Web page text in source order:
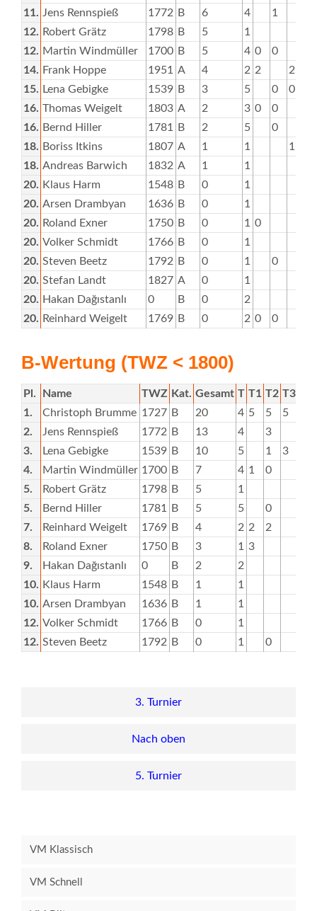
11. Jens Rennspieß 1772 B 6 4
1
12. Robert Grätz 1798 B 5
1
12. Martin Windmüller 1700 B 5 4 0
0
14. Frank Hoppe 1951 A 4 2 2
2
15. Lena Gebigke 1539 B 3 5 0 0
16. Thomas Weigelt 1803 A 2 3 0
0
16. Bernd Hiller 1781 B 2 5 0
18. Boriss Itkins 1807 A 1 1
1
18. Andreas Barwich 1832 A 1
1
20. Klaus Harm 1548 B 0
1
20. Arsen Drambyan 1636 B 0
1
20. Roland Exner 1750 B 0 1
0
20. Volker Schmidt 1766 B 0
1
20. Steven Beetz 1792 B 0 1
0
20. Stefan Landt 1827 A 0
1
20. Hakan Dağıstanlı 0 B 0
2
20. Reinhard Weigelt 1769 B 0 2 0 0
B-Wertung (TWZ < 1800)
Pl. Name TWZ Kat. Gesamt T T1 T2 T3
1.
Christoph Brumme 1727 B 20 4 5 5
5
2.
Jens Rennspieß 1772 B 13 4 3
3.
Lena Gebigke 1539 B 10 5 1 3
4.
Martin Windmüller 1700 B 7 4 1 0
5.
Robert Grätz 1798 B 5
1
5.
Bernd Hiller 1781 B 5 5 0
7.
Reinhard Weigelt 1769 B 4 2 2
2
8.
Roland Exner 1750 B 3 1
3
9.
Hakan Dağıstanlı 0 B 2 2
10. Klaus Harm 1548 B 1 1
10. Arsen Drambyan 1636 B 1
1
12. Volker Schmidt 1766 B 0 1
12. Steven Beetz 1792 B 0 1 0
3. Turnier
Nach oben
5. Turnier
VM Klassisch
VM Schnell